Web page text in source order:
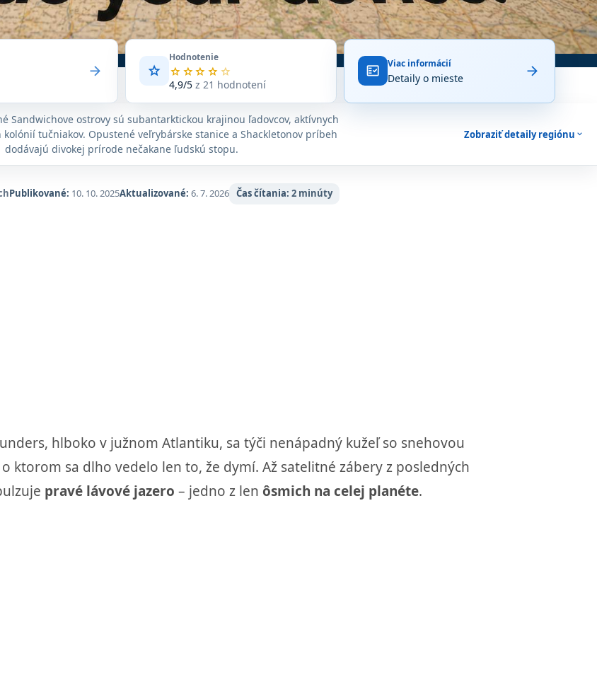
arrow_forward star
Hodnotenie
star star star star star
4,9/5z 21 hodnotení
Priemerné
hodnotenie
5
na
základe
Google
fact_check Viac informácií
Detaily o mieste arrow_forward
Sandwichove ostrovy sú subantarktickou krajinou ľadovcov, aktívnych
kolónií tučniakov. Opustené veľrybárske stanice a Shackletonov príbeh
dodávajú divokej prírode nečakane ľudskú stopu.
Zobraziť detaily regiónu expand_more
Publikované: 10. 10. 2025Aktualizované: 6. 7. 2026 Čas čítania: 2 minúty
hlboko v južnom Atlantiku, sa týči nenápadný kužeľ so snehovou
ktorom sa dlho vedelo len to, že dymí. Až satelitné zábery z posledných
pravé lávové jazero – jedno z len ôsmich na celej planéte.